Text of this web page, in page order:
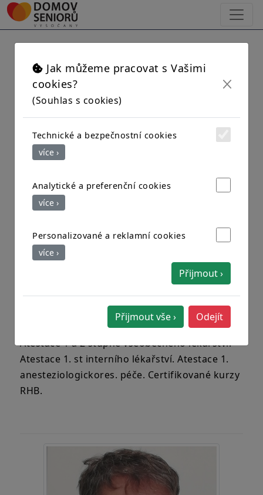
Naši lékaři
MUDr. Marcela Malcová
Atestace 1 a 2 stupně všeobecného lékařství.
Atestace 1. st interního lékařství. Atestace 1.
anesteziologickores. péče. Certifikované kurzy
RHB.
×
Jak můžeme pracovat s Vašimi
cookies?
(Souhlas s cookies)
Technické a bezpečnostní cookies
více ›
Analytické a preferenční cookies
více ›
Personalizované a reklamní cookies
více ›
Přijmout ›
Přijmout vše › Odejít